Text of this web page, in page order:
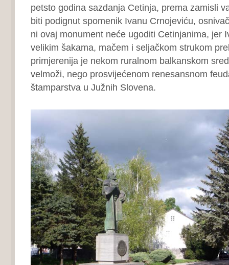
petsto godina sazdanja Cetinja, prema zamisli
biti podignut spomenik Ivanu Crnojeviću,
ni ovaj monument neće ugoditi Cetinjanima, jer
velikim šakama, mačem i seljačkom strukom
primjerenija je nekom ruralnom balkanskom
velmoži, nego prosvijećenom renesansnom
štamparstva u Južnih Slovena.